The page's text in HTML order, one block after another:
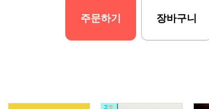
주문하기 장바구니